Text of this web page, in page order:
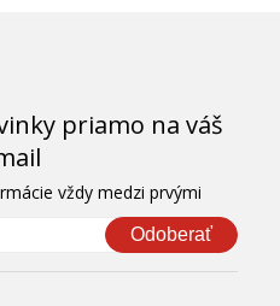
priamo na váš
vždy medzi prvými
Odoberať